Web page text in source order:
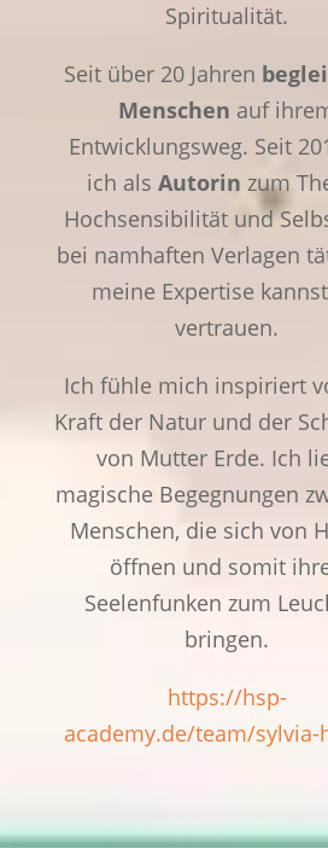
Spiritualität.
Seit über 20 Jahren
Menschen auf
Entwicklungsweg. Seit
ich alsAutorin zum
Hochsensibilität und
bei namhaften Verlagen
meine Expertise
vertrauen.
Ich fühle mich inspiriert
Kraft der Natur und der
von Mutter Erde. Ich
magische Begegnungen
Menschen, die sich von
öffnen und somit
Seelenfunken zum
bringen.
https://hsp-
academy.de/team/sylvia-